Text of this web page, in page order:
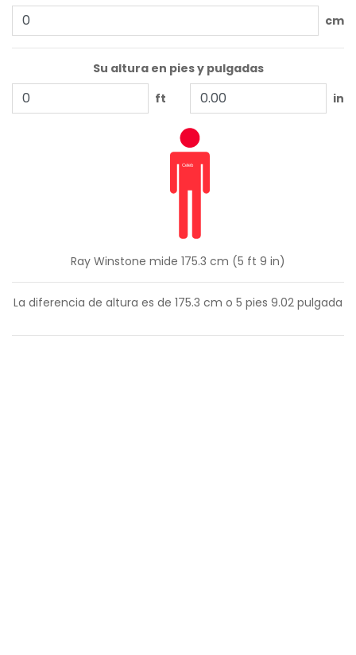
cm
Su altura en pies y pulgadas
ft
in
Ray Winstone mide 175.3 cm (5 ft 9 in)
La diferencia de altura es de 175.3 cm o 5 pies 9.02 pulgada